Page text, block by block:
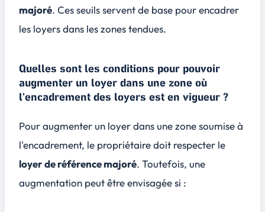
majoré. Ces seuils servent de base pour encadrer
les loyers dans les zones tendues.
Quelles sont les conditions pour pouvoir
augmenter un loyer dans une zone où
l'encadrement des loyers est en vigueur ?
Pour augmenter un loyer dans une zone soumise à
l'encadrement, le propriétaire doit respecter le
loyer de référence majoré. Toutefois, une
augmentation peut être envisagée si :